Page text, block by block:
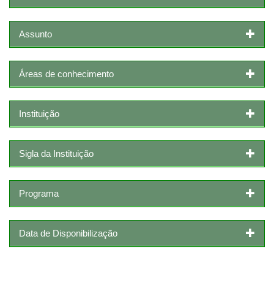
Assunto
Áreas de conhecimento
Instituição
Sigla da Instituição
Programa
Data de Disponibilização